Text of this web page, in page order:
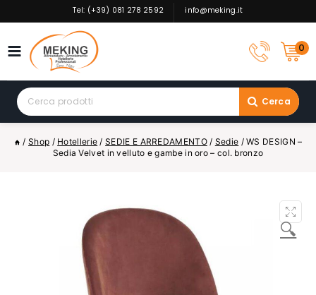
to
Tel: (+39) 081 278 2592 info@meking.it
0
Search
for:
Cerca
/ Shop / Hotellerie / SEDIE E ARREDAMENTO / Sedie / WS DESIGN –
Sedia Velvet in velluto e gambe in oro – col. bronzo
🔍